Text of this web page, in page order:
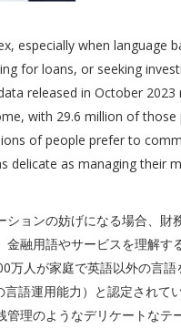
especially when language
for loans, or seeking
released in October
with 29.6 million of
of people prefer to
as managing their
ョンの妨げになる場合、
融用語やサービスを理解
万人が家庭で英語以外の言
語運用能力）と認定されて
理のようなデリケートな